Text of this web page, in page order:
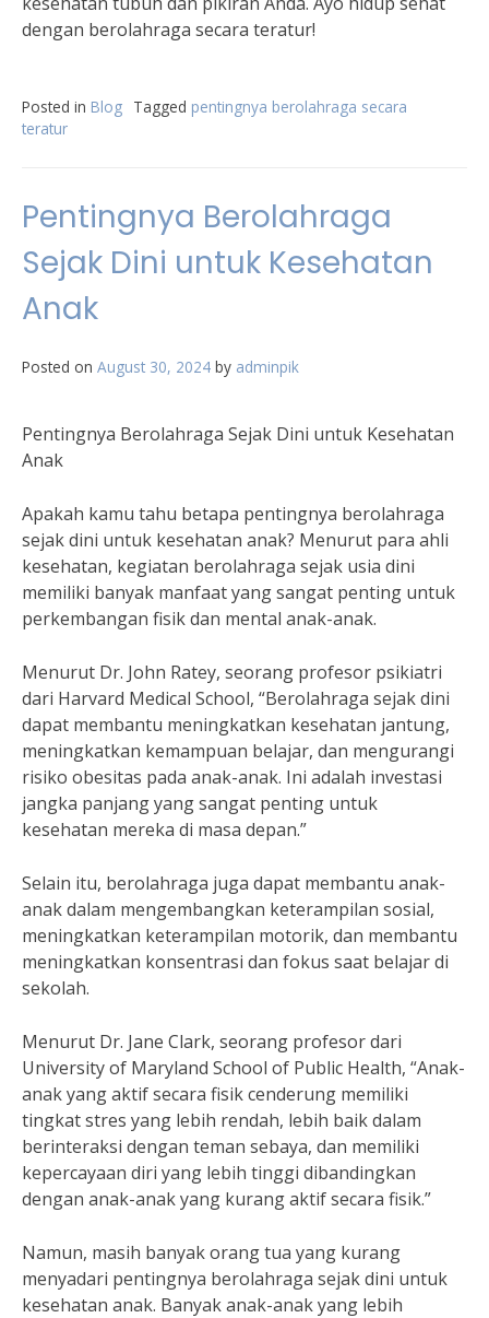
dengan berolahraga secara teratur!
Posted in Blog Tagged pentingnya berolahraga secara
teratur
Pentingnya Berolahraga
Sejak Dini untuk Kesehatan
Anak
Posted on August 30, 2024 by adminpik
Pentingnya Berolahraga Sejak Dini untuk Kesehatan
Anak
Apakah kamu tahu betapa pentingnya berolahraga
sejak dini untuk kesehatan anak? Menurut para ahli
kesehatan, kegiatan berolahraga sejak usia dini
memiliki banyak manfaat yang sangat penting untuk
perkembangan fisik dan mental anak-anak.
Menurut Dr. John Ratey, seorang profesor psikiatri
dari Harvard Medical School, “Berolahraga sejak dini
dapat membantu meningkatkan kesehatan jantung,
meningkatkan kemampuan belajar, dan mengurangi
risiko obesitas pada anak-anak. Ini adalah investasi
jangka panjang yang sangat penting untuk
kesehatan mereka di masa depan.”
Selain itu, berolahraga juga dapat membantu anak-
anak dalam mengembangkan keterampilan sosial,
meningkatkan keterampilan motorik, dan membantu
meningkatkan konsentrasi dan fokus saat belajar di
sekolah.
Menurut Dr. Jane Clark, seorang profesor dari
University of Maryland School of Public Health, “Anak-
anak yang aktif secara fisik cenderung memiliki
tingkat stres yang lebih rendah, lebih baik dalam
berinteraksi dengan teman sebaya, dan memiliki
kepercayaan diri yang lebih tinggi dibandingkan
dengan anak-anak yang kurang aktif secara fisik.”
Namun, masih banyak orang tua yang kurang
menyadari pentingnya berolahraga sejak dini untuk
kesehatan anak. Banyak anak-anak yang lebih